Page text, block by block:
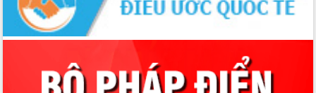
Thì Thùng mừng Xuân Bính Ngọ 2026
Lãnh đạo tỉnh dâng hương tưởng niệm
tại Đập Đồng Cam đầu Xuân Bính Ngọ
trưởng đạt 5,86% trong năm 2026
UBND tỉnh Đắk Lắk triển khai công tác